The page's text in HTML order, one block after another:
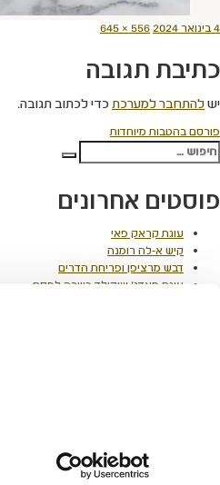
פורסם
4 בינואר 2024
מסך
556 × 645
כתיבת תגובה
ישלהתחבר למערכתכדי לכתוב תגובה.
ניווט
פורסם בהטבות מיוחדות
חפש:
חיפוש
פוסטים אחרונים
עוגת קראק פאי
קיש א-לה רומנה
דבש מרציפן ופריחת הדרים
עוגת פאדג' שוקולד כשרה לפסח